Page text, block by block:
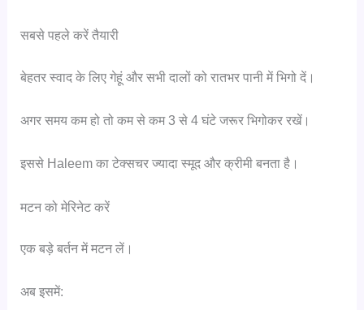
सबसे पहले करें तैयारी
बेहतर स्वाद के लिए गेहूं और सभी दालों को रातभर पानी में भिगो दें।
अगर समय कम हो तो कम से कम 3 से 4 घंटे जरूर भिगोकर रखें।
इससे Haleem का टेक्सचर ज्यादा स्मूद और क्रीमी बनता है।
मटन को मेरिनेट करें
एक बड़े बर्तन में मटन लें।
अब इसमें: